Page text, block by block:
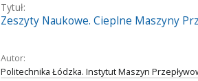
Tytuł:
Zeszyty Naukowe. Cieplne Maszyny
Autor:
Politechnika Łódzka. Instytut Maszyn